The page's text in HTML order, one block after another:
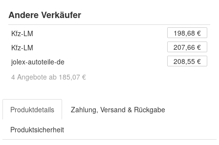
Andere Verkäufer
Kfz-LM
198,68 €
Kfz-LM
207,66 €
jolex-autoteile-de
208,55 €
4 Angebote ab 185,07 €
Produktdetails Zahlung, Versand & Rückgabe
Produktsicherheit